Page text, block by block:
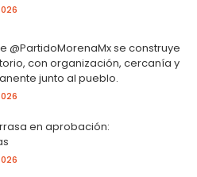
@PartidoMorenaMx se construye
con organización, cercanía y
junto al pueblo.
en aprobación: